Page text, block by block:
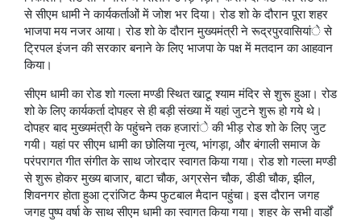
से सीएम धामी ने कार्यकर्ताओं में जोश भर दिया। रोड शो के दौरान पूरा शहर
भाजपा मय नजर आया। रोड शो के दौरान मुख्यमंत्री ने रूद्रपुरवासियांे से
ट्रिपल इंजन की सरकार बनाने के लिए भाजपा के पक्ष में मतदान का आहवान
किया।
सीएम धामी का रोड शो गल्ला मण्डी स्थित खाटू श्याम मंदिर से शुरू हुआ। रोड
शो के लिए कार्यकर्ता दोपहर से ही बड़ी संख्या में यहां जुटने शुरू हो गये थे।
दोपहर बाद मुख्यमंत्री के पहुंचने तक हजारांे की भीड़ रोड शो के लिए जुट
गयी। यहां पर सीएम धामी का छोलिया नृत्य, भांगड़ा, और बंगाली समाज के
परंपरागत गीत संगीत के साथ जोरदार स्वागत किया गया। रोड शो गल्ला मण्डी
से शुरू होकर मुख्य बाजार, बाटा चौक, अग्रसेन चौक, डीडी चौक, झील,
शिवनगर होता हुआ ट्रांजिट कैम्प फुटबाल मैदान पहुंचा। इस दौरान जगह
जगह पुष्प वर्षा के साथ सीएम धामी का स्वागत किया गया। शहर के सभी वार्डों